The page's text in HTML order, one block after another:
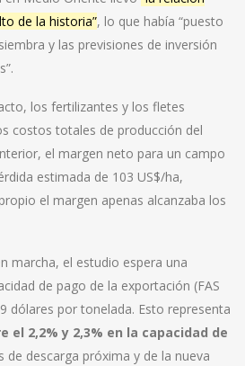
de la historia”, lo que había “puesto
y las previsiones de inversión
los fertilizantes y los fletes
costos totales de producción del
el margen neto para un campo
estimada de 103 US$/ha,
el margen apenas alcanzaba los
marcha, el estudio espera una
de pago de la exportación (FAS
dólares por tonelada. Esto representa
el 2,2% y 2,3% en la capacidad de
de descarga próxima y de la nueva